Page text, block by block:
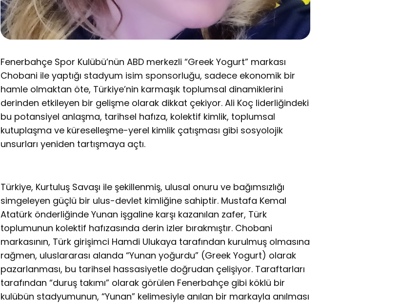
Fenerbahçe Spor Kulübü’nün ABD merkezli “Greek Yogurt” markası
Chobani ile yaptığı stadyum isim sponsorluğu, sadece ekonomik bir
hamle olmaktan öte, Türkiye’nin karmaşık toplumsal dinamiklerini
derinden etkileyen bir gelişme olarak dikkat çekiyor. Ali Koç liderliğindeki
bu potansiyel anlaşma, tarihsel hafıza, kolektif kimlik, toplumsal
kutuplaşma ve küreselleşme-yerel kimlik çatışması gibi sosyolojik
unsurları yeniden tartışmaya açtı.
Türkiye, Kurtuluş Savaşı ile şekillenmiş, ulusal onuru ve bağımsızlığı
simgeleyen güçlü bir ulus-devlet kimliğine sahiptir. Mustafa Kemal
Atatürk önderliğinde Yunan işgaline karşı kazanılan zafer, Türk
toplumunun kolektif hafızasında derin izler bırakmıştır. Chobani
markasının, Türk girişimci Hamdi Ulukaya tarafından kurulmuş olmasına
rağmen, uluslararası alanda “Yunan yoğurdu” (Greek Yogurt) olarak
pazarlanması, bu tarihsel hassasiyetle doğrudan çelişiyor. Taraftarları
tarafından “duruş takımı” olarak görülen Fenerbahçe gibi köklü bir
kulübün stadyumunun, “Yunan” kelimesiyle anılan bir markayla anılması